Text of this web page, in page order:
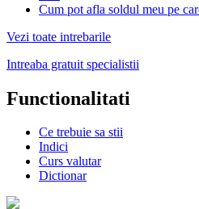
Cum pot afla soldul meu pe
Vezi toate intrebarile
Intreaba gratuit specialistii
Functionalitati
Ce trebuie sa stii
Indici
Curs valutar
Dictionar